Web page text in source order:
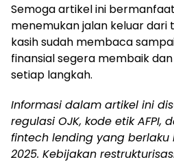
Semoga artikel ini
menemukan jalan keluar dari
kasih sudah membaca
finansial segera membaik
setiap langkah.
Informasi dalam artikel ini
regulasi OJK, kode etik AFPI,
fintech lending yang berlaku
2025. Kebijakan